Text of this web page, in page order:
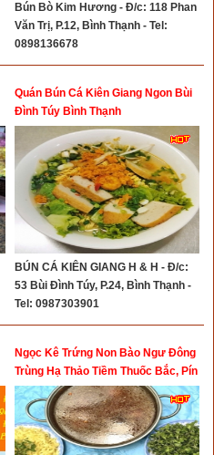
Bún Bò Kim Hương - Đ/c: 118 Phan
Văn Trị, P.12, Bình Thạnh - Tel:
0898136678
Quán Bún Cá Kiên Giang Ngon Bùi
Đình Túy Bình Thạnh
BÚN CÁ KIÊN GIANG H & H - Đ/c:
53 Bùi Đình Túy, P.24, Bình Thạnh -
Tel: 0987303901
Ngọc Kê Trứng Non Bào Ngư Đông
Trùng Hạ Thảo Tiềm Thuốc Bắc, Pín
Bò Tủy Bò Trứng Non Tiềm Thuốc
Bắc, Lẩu Ngọc Kê, Đuôi Bò Trứng
Non Tiềm Thuốc Bắc, Hải Sản